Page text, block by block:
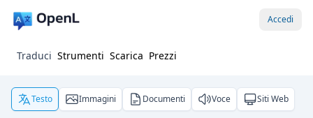
Accedi
Traduci Strumenti Scarica Prezzi
Testo Immagini Documenti Voce Siti Web